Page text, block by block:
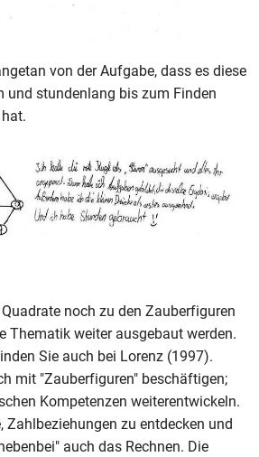
von der Aufgabe, dass es diese
und stundenlang bis zum Finden
noch zu den Zauberfiguren
Thematik weiter ausgebaut werden.
Sie auch bei Lorenz (1997).
mit "Zauberfiguren" beschäftigen;
Kompetenzen weiterentwickeln.
Zahlbeziehungen zu entdecken und
auch das Rechnen. Die